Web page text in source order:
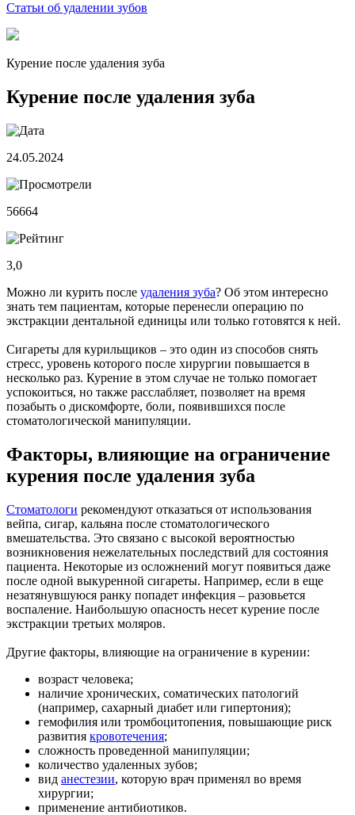
Статьи об удалении зубов
Курение после удаления зуба
Курение после удаления зуба
24.05.2024
56664
3,0
Можно ли курить после удаления зуба? Об этом интересно
знать тем пациентам, которые перенесли операцию по
экстракции дентальной единицы или только готовятся к ней.
Сигареты для курильщиков – это один из способов снять
стресс, уровень которого после хирургии повышается в
несколько раз. Курение в этом случае не только помогает
успокоиться, но также расслабляет, позволяет на время
позабыть о дискомфорте, боли, появившихся после
стоматологической манипуляции.
Факторы, влияющие на ограничение
курения после удаления зуба
Стоматологи рекомендуют отказаться от использования
вейпа, сигар, кальяна после стоматологического
вмешательства. Это связано с высокой вероятностью
возникновения нежелательных последствий для состояния
пациента. Некоторые из осложнений могут появиться даже
после одной выкуренной сигареты. Например, если в еще
незатянувшуюся ранку попадет инфекция – разовьется
воспаление. Наибольшую опасность несет курение после
экстракции третьих моляров.
Другие факторы, влияющие на ограничение в курении:
возраст человека;
наличие хронических, соматических патологий
(например, сахарный диабет или гипертония);
гемофилия или тромбоцитопения, повышающие риск
развития кровотечения;
сложность проведенной манипуляции;
количество удаленных зубов;
вид анестезии, которую врач применял во время
хирургии;
применение антибиотиков.